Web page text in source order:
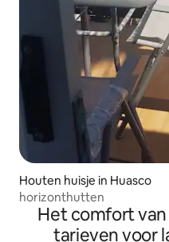
Houten huisje in Huasco
horizonthutten
Het comfort
tarieven voor